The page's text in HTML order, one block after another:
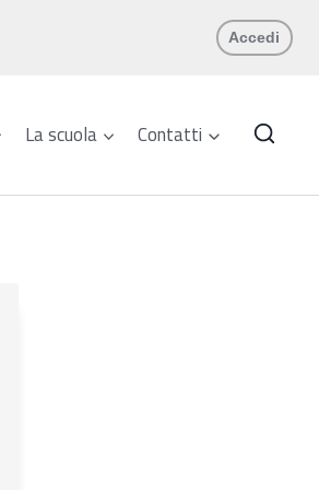
Accedi
La scuola Contatti